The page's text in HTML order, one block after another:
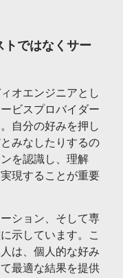
トではなくサー
オエンジニアとし
ビスプロバイダー
自分の好みを押し
みなしたりするの
を認識し、理解
現することが重要
ション、そして専
示しています。こ
は、個人的な好み
最適な結果を提供